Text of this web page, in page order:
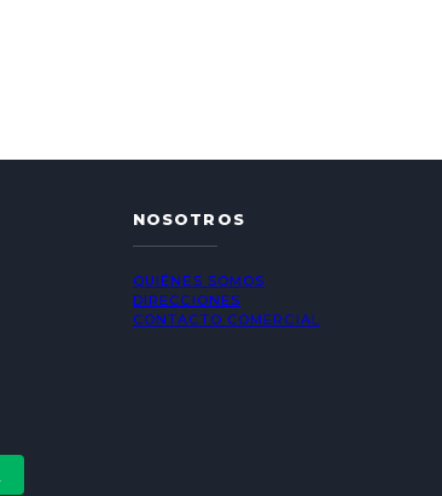
NOSOTROS
QUIÉNES SOMOS
DIRECCIONES
CONTACTO COMERCIAL